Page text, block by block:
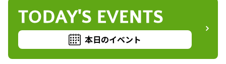
TODAY'S EVENTS
本日のイベント